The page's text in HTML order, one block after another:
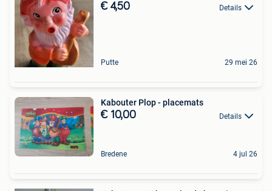
€ 4,50 Details
Putte 29 mei 26
Kabouter Plop - placemats
€ 10,00 Details
Bredene 4 jul 26